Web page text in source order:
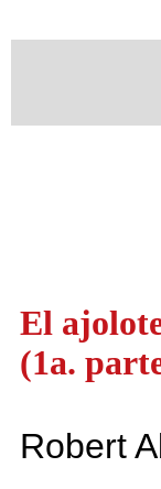
El
(1a.
Robert